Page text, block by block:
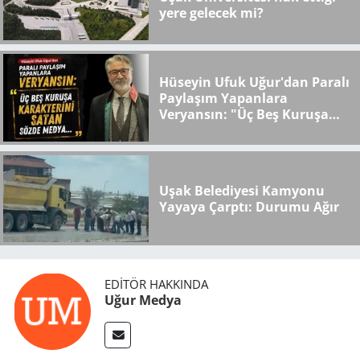
yere gelecek mi?
Hüseyin Ufuk Uğur'dan Paralı
Paylaşım Yapanlara
Veryansın: "Üç Beş Kuruşa
Medya..."
Uşak Belediyesi Kamyonu
Yayaya Çarptı: Durumu Ağır
EDITÖR HAKKINDA
Uğur Medya